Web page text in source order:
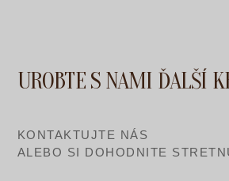
UROBTE S NAMI ĎALŠÍ
KONTAKTUJTE NÁS
ALEBO SI DOHODNITE